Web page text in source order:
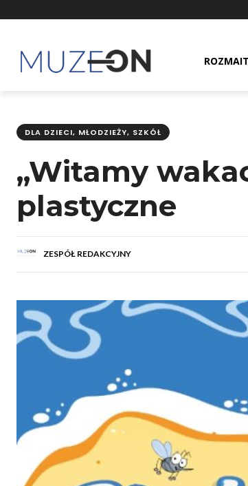
DLA DZIECI, MŁODZIEŻY, SZKÓŁ
„Witamy
plastyczne
ZESPÓŁ REDAKCYJNY